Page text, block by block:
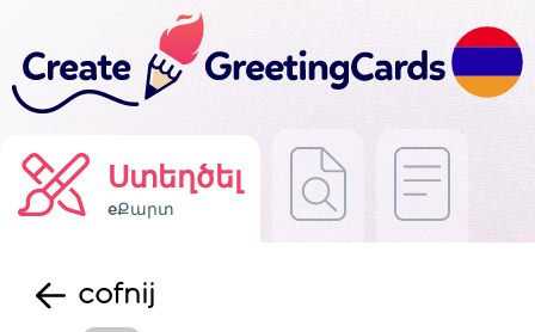
Ստեղծել
eՔարտ
cofnij